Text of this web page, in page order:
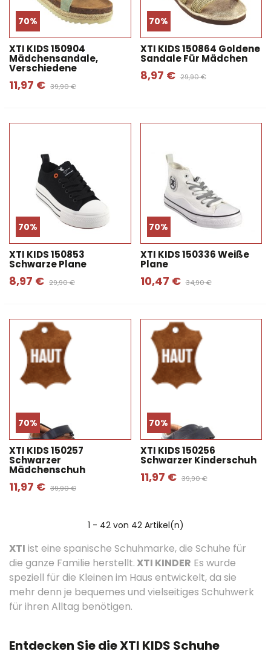
70%
XTI KIDS 150904
Mädchensandale,
Verschiedene
11,97 € 39,90 €
70%
XTI KIDS 150864 Goldene
Sandale Für Mädchen
8,97 € 29,90 €
70%
XTI KIDS 150853
Schwarze Plane
8,97 € 29,90 €
70%
XTI KIDS 150336 Weiße
Plane
10,47 € 34,90 €
70%
XTI KIDS 150257
Schwarzer
Mädchenschuh
11,97 € 39,90 €
70%
XTI KIDS 150256
Schwarzer Kinderschuh
11,97 € 39,90 €
1 - 42 von 42 Artikel(n)
XTI ist eine spanische Schuhmarke, die Schuhe für
die ganze Familie herstellt.XTI KINDER Es wurde
speziell für die Kleinen im Haus entwickelt, da sie
mehr denn je bequemes und vielseitiges Schuhwerk
für ihren Alltag benötigen.
Entdecken Sie die XTI KIDS Schuhe